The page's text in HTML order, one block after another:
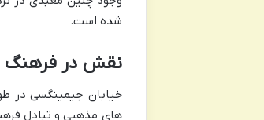
شده است.
نقش در فرهنگ
خیابان جیمینگسی در
های مذهبی و تبادل